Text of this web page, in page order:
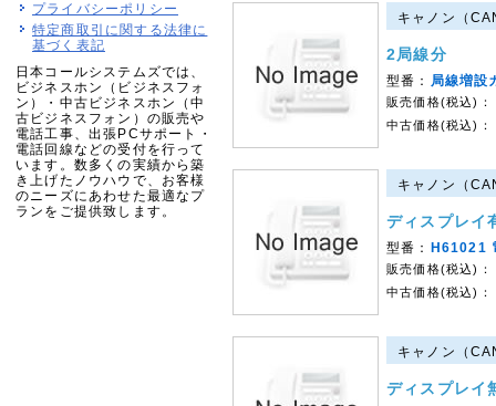
プライバシーポリシー
特定商取引に関する法律に
基づく表記
日本コールシステムズでは、
ビジネスホン（ビジネスフォ
ン）・中古ビジネスホン（中
古ビジネスフォン）の販売や
電話工事、出張PCサポート・
電話回線などの受付を行って
います。数多くの実績から築
き上げたノウハウで、お客様
のニーズにあわせた最適なプ
ランをご提供致します。
キャノン（
2局線分
型番： 局線増設
販売価格(税込)：
中古価格(税込)：
キャノン（
ディスプレイ
型番： H61021
販売価格(税込)：
中古価格(税込)：
キャノン（
ディスプレイ